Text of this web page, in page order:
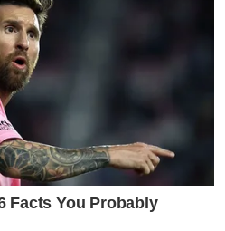
ถูกโยงว่าคบซ้อนกับพระเอก
สังเกตเห็นรูปที่ไปเที่ยวในสถาน
นขึ้นอันดับ 1 ในเทรนด์ทวิต
านี้ก็ได้รับการเฉลยว่า สาวชิงชิง
กันเท่านั้น
Facts You Probably